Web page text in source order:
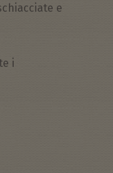
e
i